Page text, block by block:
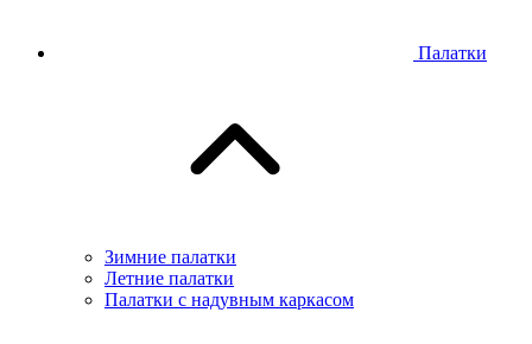
Палатки
Зимние палатки
Летние палатки
Палатки с надувным каркасом